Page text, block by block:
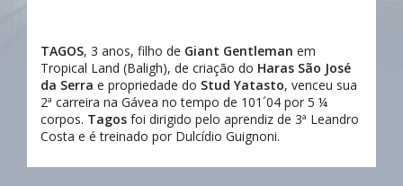
TAGOS, 3 anos, filho de Giant Gentleman em
Tropical Land (Baligh), de criação do Haras São José
da Serra e propriedade do Stud Yatasto, venceu sua
2ª carreira na Gávea no tempo de 101´04 por 5 ¼
corpos. Tagos foi dirigido pelo aprendiz de 3ª Leandro
Costa e é treinado por Dulcídio Guignoni.